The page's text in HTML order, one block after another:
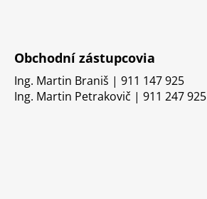
Obchodní zástupcovia
Ing. Martin Braniš | 911 147 925
Ing. Martin Petrakovič | 911 247 925